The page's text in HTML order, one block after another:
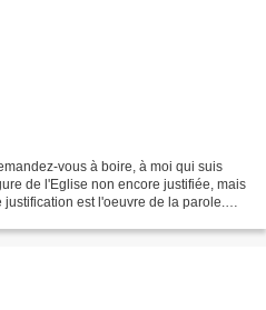
vous à boire, à moi qui suis
de l'Eglise non encore justifiée, mais
est l'oeuvre de la parole.